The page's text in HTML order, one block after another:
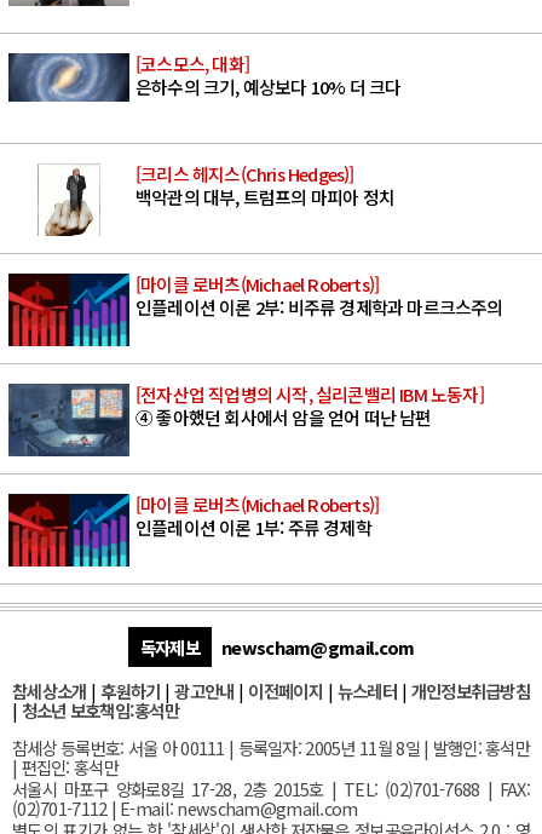
[코스모스, 대화]
은하수의 크기, 예상보다 10% 더 크다
[크리스 헤지스(Chris Hedges)]
백악관의 대부, 트럼프의 마피아 정치
[마이클 로버츠(Michael Roberts)]
인플레이션 이론 2부: 비주류 경제학과 마르크스주의
[전자산업 직업병의 시작, 실리콘밸리 IBM 노동자]
④ 좋아했던 회사에서 암을 얻어 떠난 남편
[마이클 로버츠(Michael Roberts)]
인플레이션 이론 1부: 주류 경제학
독자제보
newscham@gmail.com
참세상소개 | 후원하기 |광고안내 | 이전페이지 | 뉴스레터| 개인정보취급방침
| 청소년 보호책임:홍석만
참세상 등록번호: 서울 아 00111 | 등록일자: 2005년 11월 8일 | 발행인: 홍석만
| 편집인: 홍석만
서울시 마포구 양화로8길 17-28, 2층 2015호| TEL: (02)701-7688 | FAX:
(02)701-7112 | E-mail:newscham@gmail.com